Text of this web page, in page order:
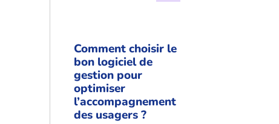
Comment choisir le
bon logiciel de
gestion pour
optimiser
l’accompagnement
des usagers ?